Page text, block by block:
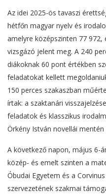
Az idei 2025-ös tavaszi
hétfőn magyar nyelv és
amelyre középszinten 77 972,
vizsgázó jelent meg. A 240
diákoknak 60 pont értékben
feladatokat kellett
150 perces szakaszban
írtak: a szaktanári
feladatok és klasszikus
Örkény István novellái
A következő napon, május 6-
közép- és emelt szinten a
Óbudai Egyetem és a
szervezetének szakmai